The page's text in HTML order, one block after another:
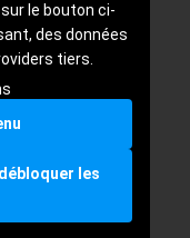
le bouton ci-
des données
tiers.
les